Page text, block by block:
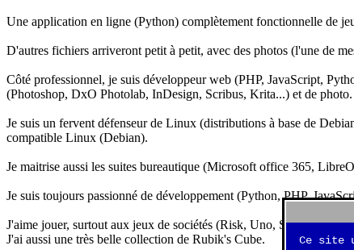
Une application en ligne (Python) complètement fonctionnelle de
D'autres fichiers arriveront petit à petit, avec des photos (l'une de
Côté professionnel, je suis développeur web (PHP, JavaScript,
(Photoshop, DxO Photolab, InDesign, Scribus, Krita...) et de photo.
Je suis un fervent défenseur de Linux (distributions à base de
compatible Linux (Debian).
Je maitrise aussi les suites bureautique (Microsoft office 365,
Je suis toujours passionné de développement (Python, PHP,
J'aime jouer, surtout aux jeux de sociétés (Risk, Uno,
J'ai aussi une très belle collection de Rubik's Cube.
Ce site